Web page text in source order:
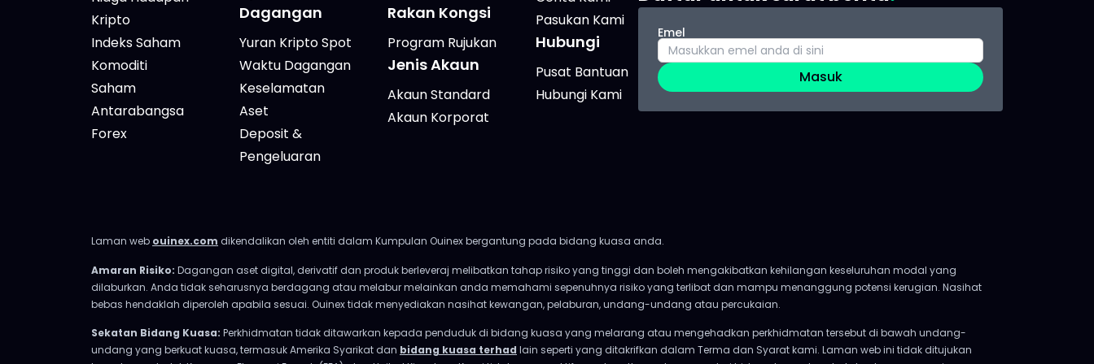
Kripto
Indeks Saham
Komoditi
Saham
Antarabangsa
Forex
Dagangan
Yuran Kripto Spot
Waktu Dagangan
Keselamatan
Aset
Deposit &
Pengeluaran
Rakan Kongsi
Program Rujukan
Jenis Akaun
Akaun Standard
Akaun Korporat
Pasukan Kami
Hubungi
Pusat Bantuan
Hubungi Kami
Emel
Masuk
Laman web ouinex.com dikendalikan oleh entiti dalam Kumpulan Ouinex bergantung pada bidang kuasa anda.
Amaran Risiko: Dagangan aset digital, derivatif dan produk berleveraj melibatkan tahap risiko yang tinggi dan boleh mengakibatkan kehilangan keseluruhan modal yang
dilaburkan. Anda tidak seharusnya berdagang atau melabur melainkan anda memahami sepenuhnya risiko yang terlibat dan mampu menanggung potensi kerugian. Nasihat
bebas hendaklah diperoleh apabila sesuai. Ouinex tidak menyediakan nasihat kewangan, pelaburan, undang-undang atau percukaian.
Sekatan Bidang Kuasa: Perkhidmatan tidak ditawarkan kepada penduduk di bidang kuasa yang melarang atau mengehadkan perkhidmatan tersebut di bawah undang-
undang yang berkuat kuasa, termasuk Amerika Syarikat dan bidang kuasa terhad lain seperti yang ditakrifkan dalam Terma dan Syarat kami. Laman web ini tidak ditujukan